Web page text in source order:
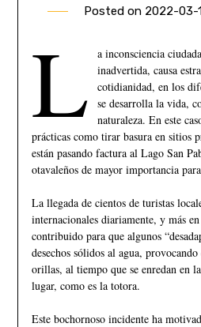
Posted on 2022-03-
L
a inconsciencia
inadvertida, causa
cotidianidad, en los
se desarrolla la vida,
naturaleza. En este
prácticas como tirar basura en sitios
están pasando factura al Lago San
otavaleños de mayor importancia
La llegada de cientos de turistas
internacionales diariamente, y más
contribuido para que algunos
desechos sólidos al agua,
orillas, al tiempo que se enredan en
lugar, como es la totora.
Este bochornoso incidente ha